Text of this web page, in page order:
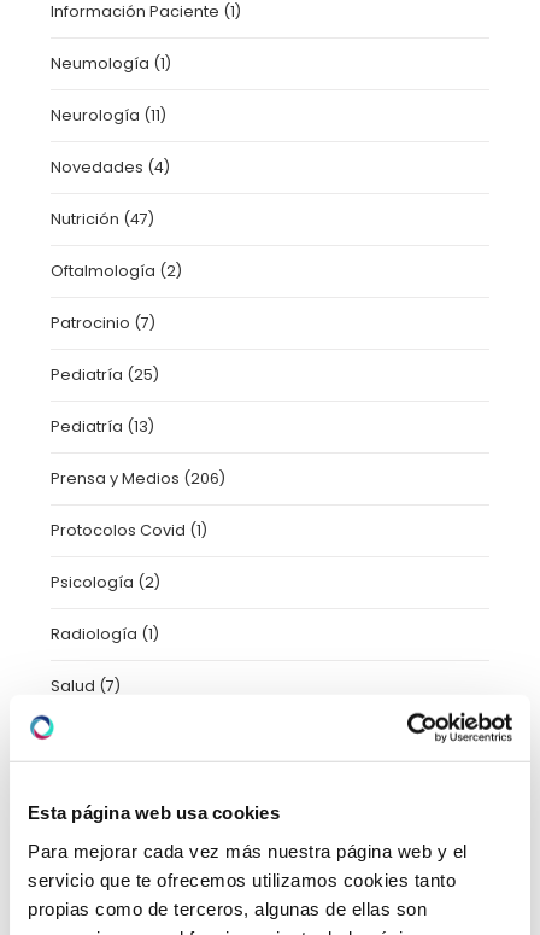
Esta página web usa cookies
Para mejorar cada vez más nuestra página web y el
servicio que te ofrecemos utilizamos cookies tanto
propias como de terceros, algunas de ellas son
Información Paciente (1)
Neumología (1)
Neurología (11)
Novedades (4)
Nutrición (47)
Oftalmología (2)
Patrocinio (7)
Pediatría (25)
Pediatría (13)
Prensa y Medios (206)
Protocolos Covid (1)
Psicología (2)
Radiología (1)
Salud (7)
Taller
Tratamientos (11)
Uncategorized(2)